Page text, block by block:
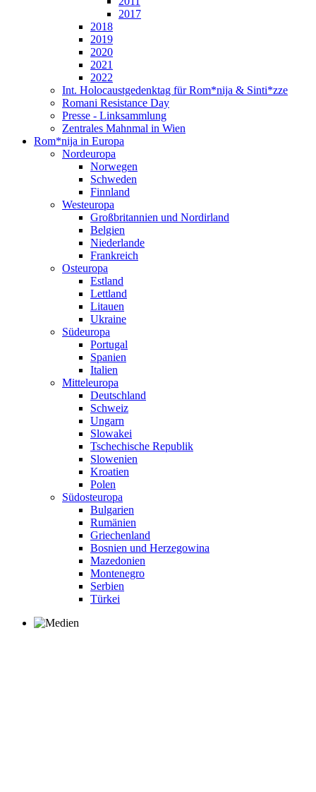
2017
2018
2019
2020
2021
2022
Int. Holocaustgedenktag für Rom*nija & Sinti*zze
Romani Resistance Day
Presse - Linksammlung
Zentrales Mahnmal in Wien
Rom*nija in Europa
Nordeuropa
Norwegen
Schweden
Finnland
Westeuropa
Großbritannien und Nordirland
Belgien
Niederlande
Frankreich
Osteuropa
Estland
Lettland
Litauen
Ukraine
Südeuropa
Portugal
Spanien
Italien
Mitteleuropa
Deutschland
Schweiz
Ungarn
Slowakei
Tschechische Republik
Slowenien
Kroatien
Polen
Südosteuropa
Bulgarien
Rumänien
Griechenland
Bosnien und Herzegowina
Mazedonien
Montenegro
Serbien
Türkei